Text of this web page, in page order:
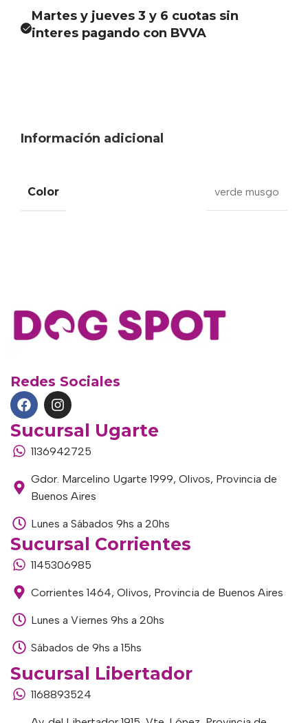
Martes y jueves 3 y 6 cuotas sin
interes pagando con BVVA
Información adicional
Color verde musgo
Redes Sociales
Sucursal Ugarte
1136942725
Gdor. Marcelino Ugarte 1999, Olivos, Provincia de
Buenos Aires
Lunes a Sábados 9hs a 20hs
Sucursal Corrientes
1145306985
Corrientes 1464, Olivos, Provincia de Buenos Aires
Lunes a Viernes 9hs a 20hs
Sábados de 9hs a 15hs
Sucursal Libertador
1168893524